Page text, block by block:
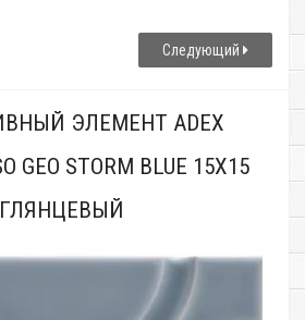
Следующий
ЭЛЕМЕНТ ADEX
GEO STORM BLUE 15X15
ГЛЯНЦЕВЫЙ